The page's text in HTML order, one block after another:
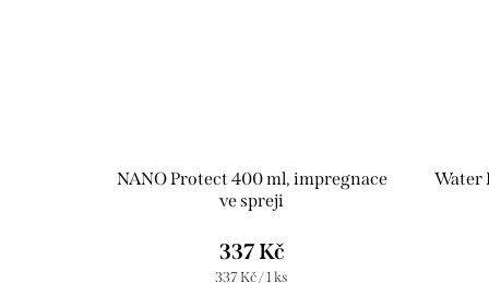
NANO Protect 400 ml, impregnace
ve spreji
337 Kč
Měrná
337 Kč / 1 ks
Water